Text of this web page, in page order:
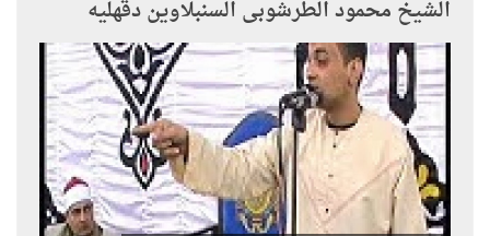
الشيخ محمود الطرشوبى السنبلاوين دقهليه